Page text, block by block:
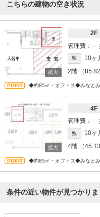
こちらの建物の空き状況
2F
-
敷 10ヶ
2階
（
◆約85㎡・オフィス◆みなとみ
4F
-
敷 10ヶ
4階
（
◆約85㎡・オフィス◆みなとみ
条件の近い物件が見つかりま